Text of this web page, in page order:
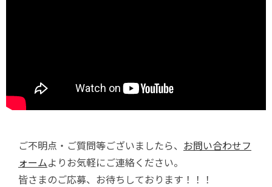
ご不明点・ご質問等ございましたら、 お問い合わせフ
ォームよりお気軽にご連絡ください。
皆さまのご応募、お待ちしております！！！